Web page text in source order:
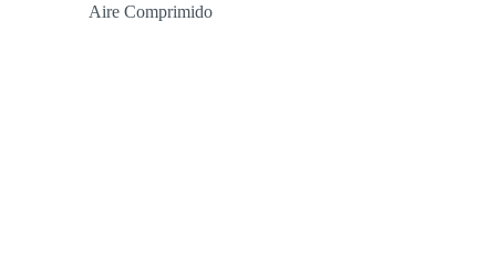
Aire Comprimido